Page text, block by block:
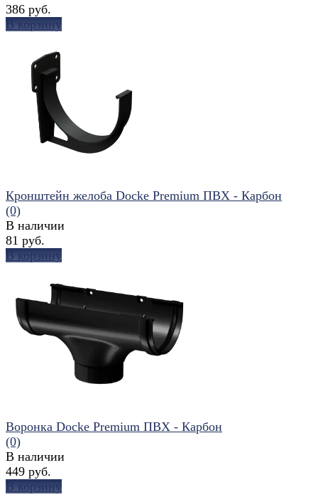
избранное
386 руб.
В корзину
избранное сравнить
Кронштейн желоба Docke Premium ПВХ - Карбон
(0)
В наличии
81 руб.
В корзину
Воронка Docke Premium ПВХ - Карбон
(0)
В наличии
449 руб.
В корзину